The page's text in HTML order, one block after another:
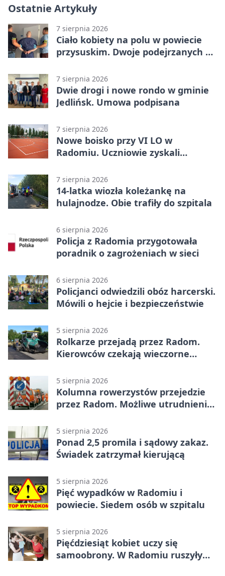
Ostatnie Artykuły
7 sierpnia 2026
Ciało kobiety na polu w powiecie
przysuskim. Dwoje podejrzanych w
7 sierpnia 2026
Dwie drogi i nowe rondo w gminie
Jedlińsk. Umowa podpisana
7 sierpnia 2026
Nowe boisko przy VI LO w
Radomiu. Uczniowie zyskali
7 sierpnia 2026
14-latka wiozła koleżankę na
hulajnodze. Obie trafiły do szpitala
6 sierpnia 2026
Policja z Radomia przygotowała
poradnik o zagrożeniach w sieci
6 sierpnia 2026
Policjanci odwiedzili obóz harcerski.
Mówili o hejcie i bezpieczeństwie
5 sierpnia 2026
Rolkarze przejadą przez Radom.
Kierowców czekają wieczorne
5 sierpnia 2026
Kolumna rowerzystów przejedzie
przez Radom. Możliwe utrudnienia
5 sierpnia 2026
Ponad 2,5 promila i sądowy zakaz.
Świadek zatrzymał kierującą
5 sierpnia 2026
Pięć wypadków w Radomiu i
powiecie. Siedem osób w szpitalu
5 sierpnia 2026
Pięćdziesiąt kobiet uczy się
samoobrony. W Radomiu ruszyły